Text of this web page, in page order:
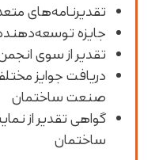
تقدیرنامه‌های
جایزه
تقدیر از سوی
دریافت جوایز
صنعت ساختمان
گواهی تقدیر از
ساختمان